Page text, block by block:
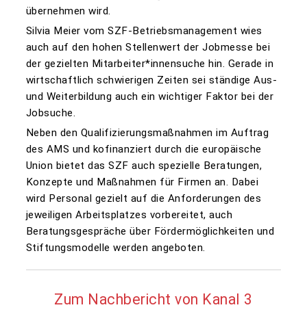
übernehmen wird.
Silvia Meier vom SZF-Betriebsmanagement wies
auch auf den hohen Stellenwert der Jobmesse bei
der gezielten Mitarbeiter*innensuche hin. Gerade in
wirtschaftlich schwierigen Zeiten sei ständige Aus-
und Weiterbildung auch ein wichtiger Faktor bei der
Jobsuche.
Neben den Qualifizierungsmaßnahmen im Auftrag
des AMS und kofinanziert durch die europäische
Union bietet das SZF auch spezielle Beratungen,
Konzepte und Maßnahmen für Firmen an. Dabei
wird Personal gezielt auf die Anforderungen des
jeweiligen Arbeitsplatzes vorbereitet, auch
Beratungsgespräche über Fördermöglichkeiten und
Stiftungsmodelle werden angeboten.
Zum Nachbericht von Kanal 3